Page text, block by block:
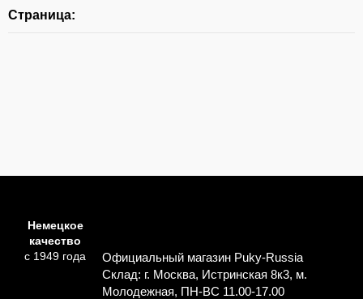
Страница:
Немецкое
качество
с 1949 года
Официальный магазин Puky-Russia
Склад: г. Москва, Истринская 8к3, м.
Молодежная, ПН-ВС 11.00-17.00